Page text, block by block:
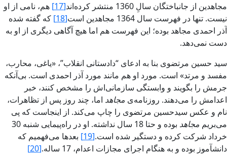
مجاهدين از جانباختگان سالِ 1360 منتشر کرده‌اند
[17]
هم، نامى از او
نيست. تنها در فهرست سال 1364 مجاهدين‌ است‌
[18]
که گفته شده
آذر احمدى مجاهد بوده‌؛ اين فهرست هم اما هيچ آگاهى ديگرى از او به
دست نمى‌دهد.
سيد حسين مرتضوى بنا به ادعاى “‌دادستانى‌ انقلاب‌”، «‌ياغى، محارب،
مفسد و مرتد‌» است. مورد او هم مانند مورد آذر احمدى است. بى‌آنکه
جرمش‏ را بگويند و وابستگى سازمانى‌اش‏ را مشخص‏ کنند، خبر
اعدامش‏ را مى‌دهند. روزنامه‌ى مجاهد اما، چند روز پس‏ از تظاهرات،
نام و عکس‏ سيدحسين مرتضوى را چاپ مى‌کند. از اينجاست که پى
مى‌بريم مجاهد
بوده و حتا 18 سال نداشته. او در راه‌پيمایى شنبه 30
خرداد شرکت کرده و دستگير شده است‌.[19]
بعدها مى‌فهميم که
دانش‏آموز بوده و به هنگام اجراى مجازات اعدام، 17 ساله.
[20]